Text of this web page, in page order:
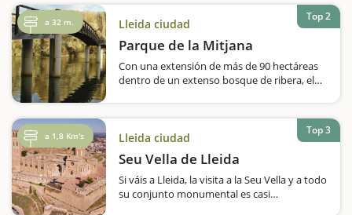
auténtica experiencia para vivir en familia. El
Tren dels Llacs circula…
a 32 m. Lleida ciudad
Parque de la Mitjana
Con una extensión de más de 90 hectáreas
dentro de un extenso bosque de ribera, el
sorprendente y húmeda y uno de los
espacios donde…
Top 2
a 1,8 Km's Lleida ciudad
Seu Vella de Lleida
Si váis a Lleida, la visita a la Seu Vella y a todo
su conjunto monumental es casi
Top 3